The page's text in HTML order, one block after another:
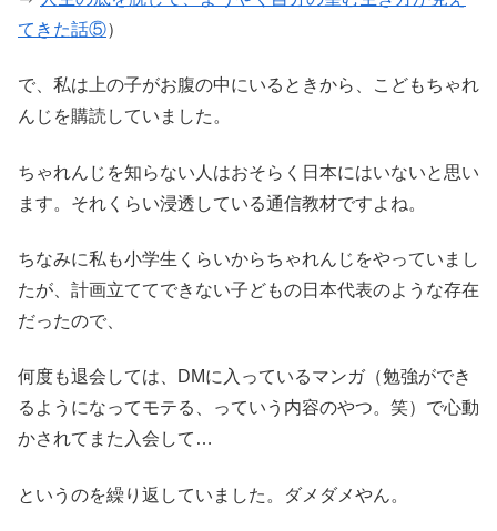
てきた話⑤）
で、私は上の子がお腹の中にいるときから、こどもちゃれ
んじを購読していました。
ちゃれんじを知らない人はおそらく日本にはいないと思い
ます。それくらい浸透している通信教材ですよね。
ちなみに私も小学生くらいからちゃれんじをやっていまし
たが、計画立ててできない子どもの日本代表のような存在
だったので、
何度も退会しては、DMに入っているマンガ（勉強ができ
るようになってモテる、っていう内容のやつ。笑）で心動
かされてまた入会して…
というのを繰り返していました。ダメダメやん。